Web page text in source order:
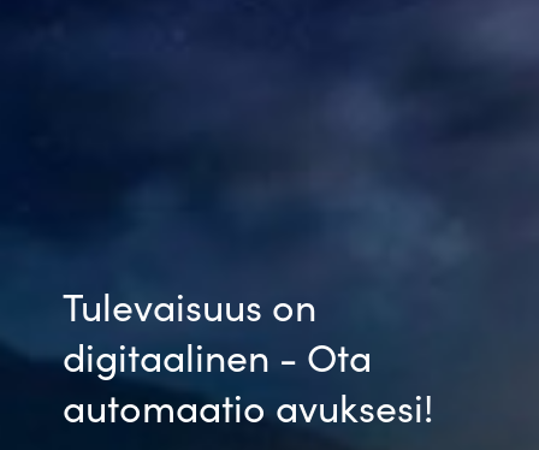
Tulevaisuus on
digitaalinen - Ota
automaatio avuksesi!